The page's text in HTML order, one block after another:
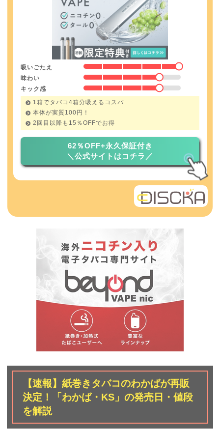
吸いごたえ
味わい
キック感
1箱でタバコ4箱分吸えるコスパ
本体が実質100円！
2回目以降も 15％ OFFでお得
62％OFF+永久保証付き
＼公式サイトはコチラ／
【速報】紙巻きタバコのわかばが再販
決定！「わかば・KS」の発売日・値段
を解説